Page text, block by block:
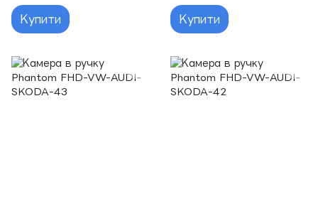
Купити Купити